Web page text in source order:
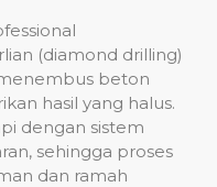
(diamond drilling)
beton
hasil yang halus.
dengan sistem
sehingga proses
dan ramah